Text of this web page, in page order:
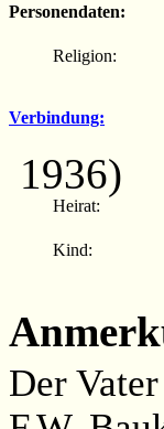
Personendaten:
Religion:
Verbindung:
1936)
Heirat:
Kind:
Der